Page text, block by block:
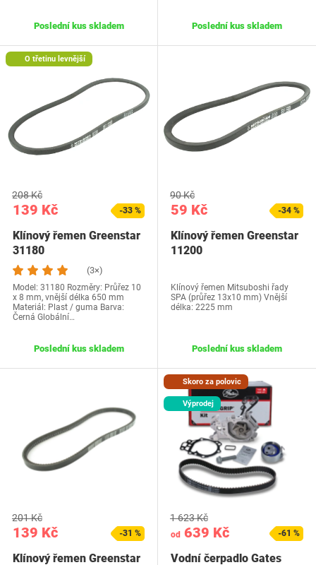
Poslední kus skladem Poslední kus skladem
O třetinu levnější
139 Kč
208 Kč
-33 %
Klínový řemen Greenstar
31180
(3×)
Model: 31180 Rozměry: Průřez 10
x 8 mm, vnější délka 650 mm
Materiál: Plast / guma Barva:
Černá Globální…
Poslední kus skladem
59 Kč
90 Kč
-34 %
Klínový řemen Greenstar
11200
Klínový řemen Mitsuboshi řady
SPA (průřez 13x10 mm) Vnější
délka: 2225 mm
Poslední kus skladem
139 Kč
201 Kč
-31 %
Klínový řemen Greenstar
Skoro za polovic
Výprodej
od 639 Kč
1 623 Kč
-61 %
Vodní čerpadlo Gates